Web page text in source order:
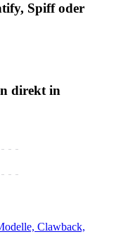
Spiff oder
direkt in
Clawback,